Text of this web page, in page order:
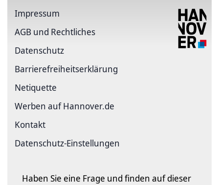
Impressum
AGB und Rechtliches
Datenschutz
Barriere­freiheits­erklärung
Netiquette
Werben auf Hannover.de
Kontakt
Datenschutz-Einstellungen
Haben Sie eine Frage und finden auf dieser